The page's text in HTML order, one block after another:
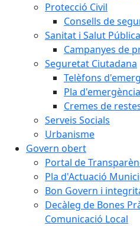
Protecció Civil
Consells de
Sanitat i Salut Pública
Campanyes de
Seguretat Ciutadana
Telèfons
Pla
Cremes de
Serveis Socials
Urbanisme
Govern obert
Portal de
Pla d'Actuació
Bon Govern i
Decàleg de Bones
Comunicació Local